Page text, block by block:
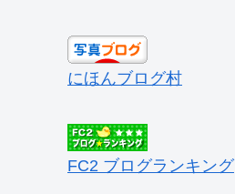
にほんブログ村
FC2 ブログランキング